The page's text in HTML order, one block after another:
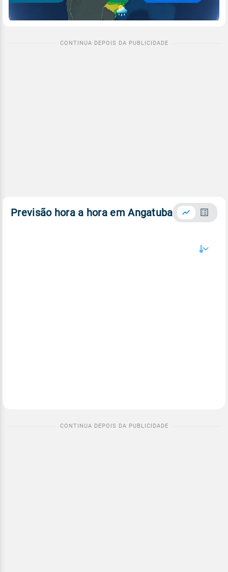
Previsão hora a hora em Angatuba